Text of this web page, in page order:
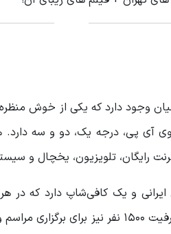
وجود دارد که یکی از خوش
که در سال 1375 افتتاح شد، 34 اتاق وی آی پی،
رایگان، تلویزیون، یخچال و
و یک کافی‌شاپ دارد که در هر
گرامی هستند. همچنین در این هتل یک تالار با